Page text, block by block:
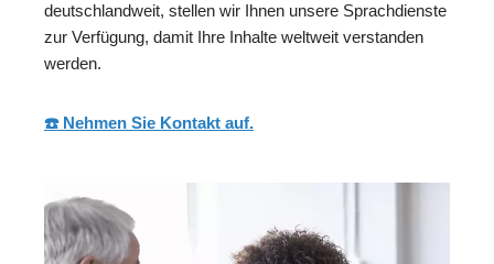
deutschlandweit, stellen wir Ihnen unsere Sprachdienste
zur Verfügung, damit Ihre Inhalte weltweit verstanden
werden.
☎️ Nehmen Sie Kontakt auf.